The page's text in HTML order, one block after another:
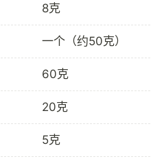
8克
一个（约50克）
60克
20克
5克